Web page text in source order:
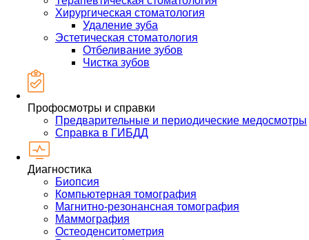
Хирургическая стоматология
Удаление зуба
Эстетическая стоматология
Отбеливание зубов
Чистка зубов
Профосмотры и справки
Предварительные и периодические медосмотры
Справка в ГИБДД
Диагностика
Биопсия
Компьютерная томография
Магнитно-резонансная томография
Маммография
Остеоденситометрия